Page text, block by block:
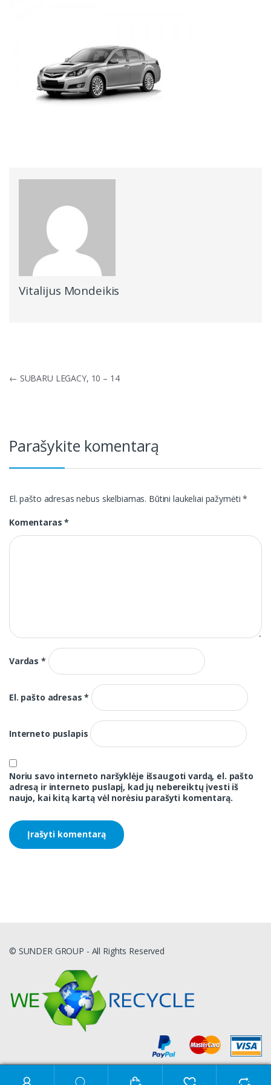
Vitalijus Mondeikis
Navigacija
← SUBARU LEGACY, 10 – 14
Parašykite komentarą
El. pašto adresas nebus skelbiamas. Būtini laukeliai pažymėti*
Komentaras*
Vardas*
El. pašto adresas*
Interneto puslapis
Noriu savo interneto naršyklėje išsaugoti vardą, el. pašto
adresą ir interneto puslapį, kad jų nebereiktų įvesti iš
naujo, kai kitą kartą vėl norėsiu parašyti komentarą.
© SUNDER GROUP - All Rights Reserved
Ieškoti: